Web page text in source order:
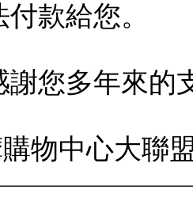
款給您。
謝您多年來的
購物中心大